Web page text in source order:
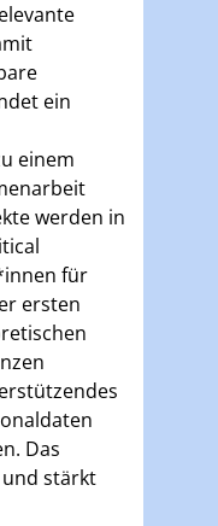
ein
einem
werden in
für
ersten
Das
und stärkt